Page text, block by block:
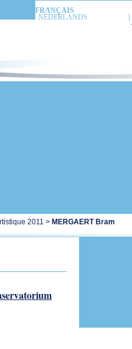
FRANÇAIS
NEDERLANDS
2011 > MERGAERT Bram